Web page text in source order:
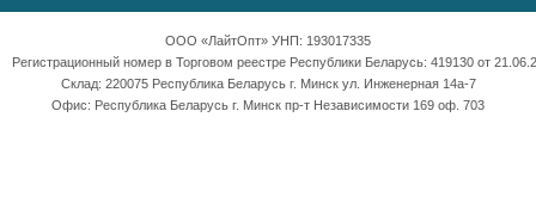
ООО «ЛайтОпт» УНП: 193017335
Регистрационный номер в Торговом реестре Республики Беларусь: 419130 от
Склад: 220075 Республика Беларусь г. Минск ул. Инженерная 14а-7
Офис: Республика Беларусь г. Минск пр-т Независимости 169 оф. 703